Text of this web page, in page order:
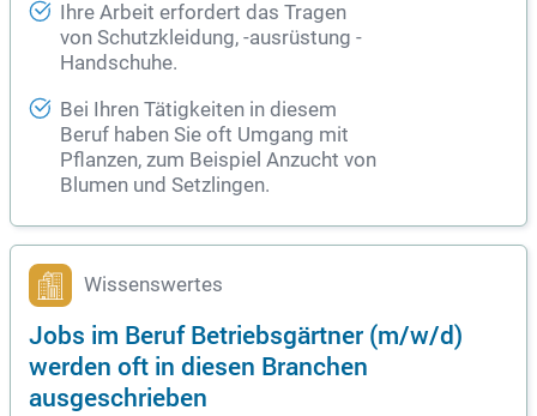
Ihre Arbeit erfordert das Tragen
von Schutzkleidung, -ausrüstung -
Handschuhe.
Bei Ihren Tätigkeiten in diesem
Beruf haben Sie oft Umgang mit
Pflanzen, zum Beispiel Anzucht von
Blumen und Setzlingen.
Wissenswertes
Jobs im Beruf Betriebsgärtner (m/w/d)
werden oft in diesen Branchen
ausgeschrieben